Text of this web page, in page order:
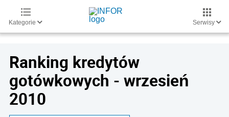
Kategorie Serwisy
Ranking kredytów
gotówkowych - wrzesień
2010